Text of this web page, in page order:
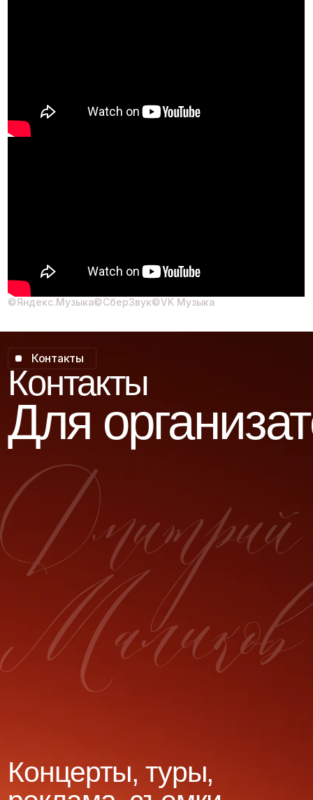
©Яндекс.Музыка
Концерты, туры,
реклама, съемки,
интервью и прочее
Людмила Михайловна +7 (916) 691 20 21
Екатерина Болдырева +7 (926) 518 99 89
Технический райдер
Полный состав Сокращенный состав
Офис